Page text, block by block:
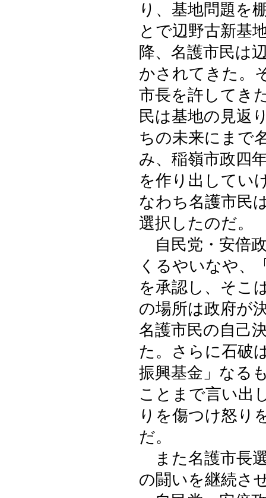
り、基地問題を
とで辺野古新基
降、名護市民は
かされてきた。
市長を許してき
民は基地の見返
ちの未来にまで
み、稲嶺市政四
を作り出してい
なわち名護市民
選択したのだ。
自民党・安倍
くるやいなや、
を承認し、そこ
の場所は政府が
名護市民の自己
た。さらに石破
振興基金」なる
ことまで言い出
りを傷つけ怒り
だ。
また名護市長
の闘いを継続さ